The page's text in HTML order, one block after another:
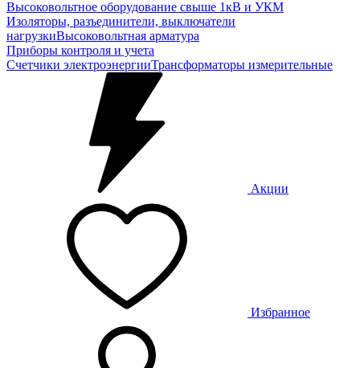
Высоковольтное оборудование свыше 1кВ и УКМ
Изоляторы, разъединители, выключатели
нагрузкиВысоковольтная арматура
Приборы контроля и учета
Счетчики электроэнергииТрансформаторы измерительные
Акции
Избранное